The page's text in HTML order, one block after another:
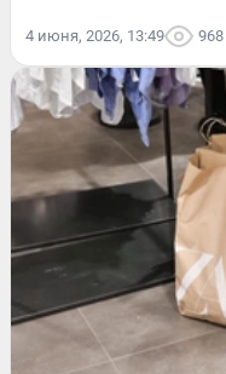
4 июня, 2026, 13:49 968